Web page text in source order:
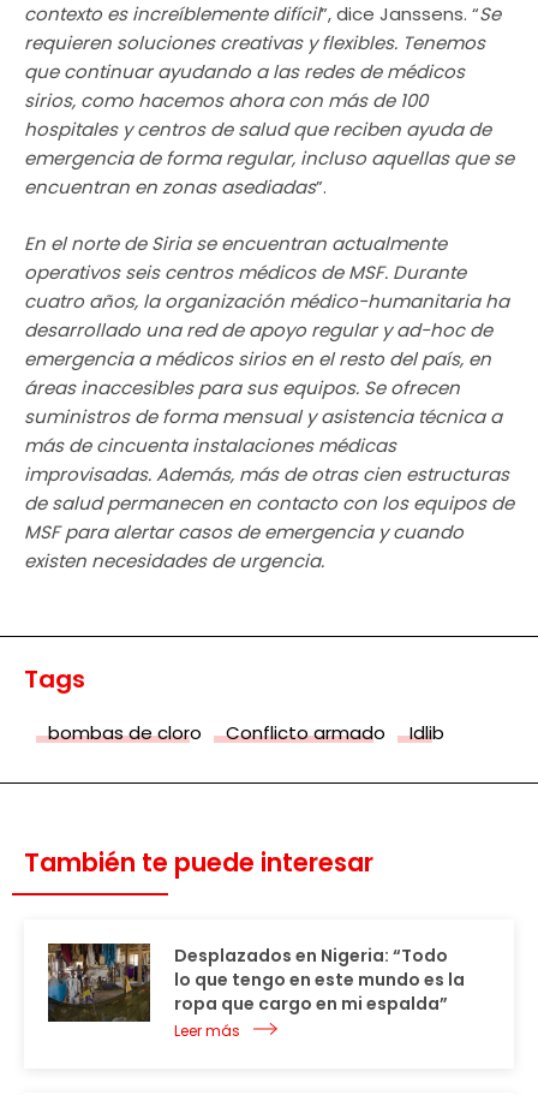
contexto es increíblemente difícil”, dice Janssens. “Se
requieren soluciones creativas y flexibles. Tenemos
que continuar ayudando a las redes de médicos
sirios, como hacemos ahora con más de 100
hospitales y centros de salud que reciben ayuda de
emergencia de forma regular, incluso aquellas que se
encuentran en zonas asediadas”.
En el norte de Siria se encuentran actualmente
operativos seis centros médicos de MSF. Durante
cuatro años, la organización médico-humanitaria ha
desarrollado una red de apoyo regular y ad-hoc de
emergencia a médicos sirios en el resto del país, en
áreas inaccesibles para sus equipos. Se ofrecen
suministros de forma mensual y asistencia técnica a
más de cincuenta instalaciones médicas
improvisadas. Además, más de otras cien estructuras
de salud permanecen en contacto con los equipos de
MSF para alertar casos de emergencia y cuando
existen necesidades de urgencia.
Tags
bombas de cloro Conflicto armado Idlib
También te puede interesar
Desplazados en Nigeria: “Todo
lo que tengo en este mundo es la
ropa que cargo en mi espalda”
Leer más